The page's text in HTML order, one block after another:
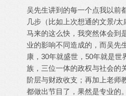
吴先生讲到的每一个点我以前
几步（比如上次想通的文景/
马来的这么快，我突然体会到
业的影响不同造成的，而吴先
康，30年就盛世，50年就是
族，三位一体的政权与社会的
阶层与财政收支；再加上老
都做出节目了，果然是专业的